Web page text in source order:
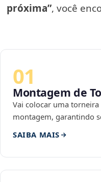
próxima”, você
01
Montagem de
Vai colocar uma torneira
montagem, garantindo
SAIBA MAIS